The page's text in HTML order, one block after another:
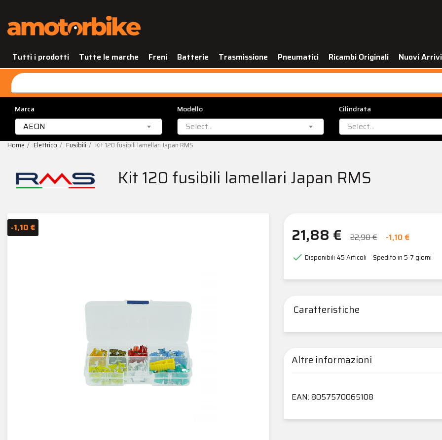
Tutti i prodotti Tutte le marche Freni Batterie Trasmissione Pneumatici Ricambi Originali Nuovi Arrivi
Marca
AEON
Modello
Select...
Cilindrata
Select...
Home Elettrico Fusibili Kit 120 fusibili lamellari Japan RMS
Kit 120 fusibili lamellari Japan RMS
-1,10 € 21,88 € 22,98 € -1,10 €
 Disponibili 45 Articoli Spedito in 5-7 giorni
Caratteristiche
Altre informazioni
EAN: 8057570065108